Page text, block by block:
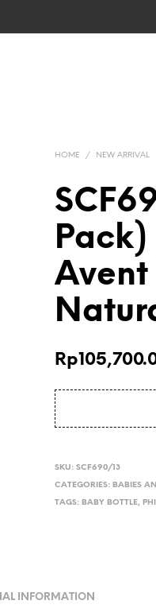
HOME / NEW ARRIVAL
Pack)
Rp
SKU:SCF690/13
CATEGORIES: BABIES
TAGS: BABY BOTTLE,
INFORMATION